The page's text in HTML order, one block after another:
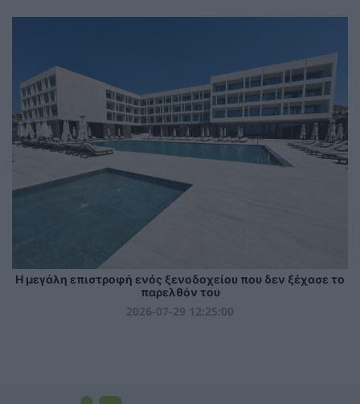
Η μεγάλη επιστροφή ενός ξενοδοχείου που δεν ξέχασε το
παρελθόν του
2026-07-29 12:25:00